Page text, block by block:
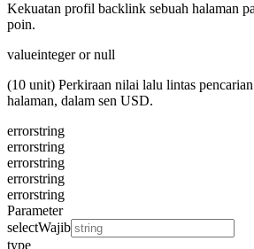
Kekuatan profil backlink sebuah halaman
poin.
valueinteger or null
(10 unit) Perkiraan nilai lalu lintas
halaman, dalam sen USD.
errorstring
errorstring
errorstring
errorstring
errorstring
Parameter
selectWajib
type